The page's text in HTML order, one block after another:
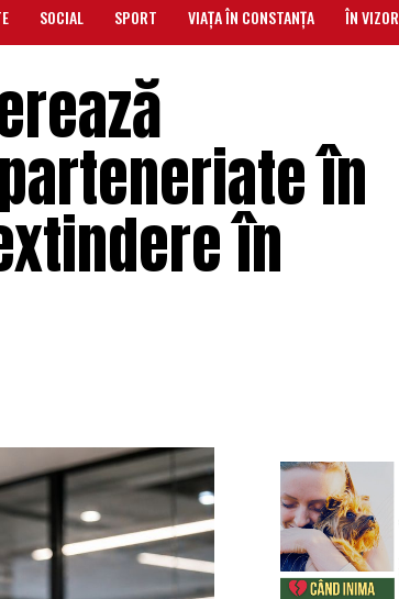
SOCIAL SPORT VIAȚA ÎN CONSTANȚA ÎN VIZOR
în
în